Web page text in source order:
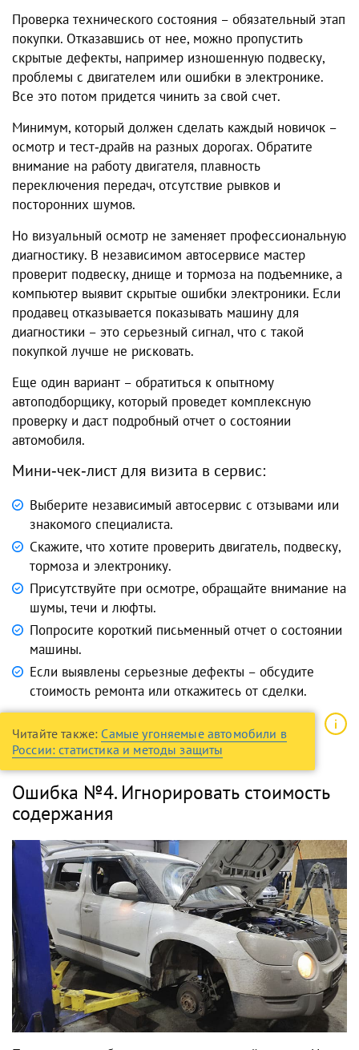
Проверка технического состояния – обязательный этап
покупки. Отказавшись от нее, можно пропустить
скрытые дефекты, например изношенную подвеску,
проблемы с двигателем или ошибки в электронике.
Все это потом придется чинить за свой счет.
Минимум, который должен сделать каждый новичок –
осмотр и тест‑драйв на разных дорогах. Обратите
внимание на работу двигателя, плавность
переключения передач, отсутствие рывков и
посторонних шумов.
Но визуальный осмотр не заменяет профессиональную
диагностику. В независимом автосервисе мастер
проверит подвеску, днище и тормоза на подъемнике, а
компьютер выявит скрытые ошибки электроники. Если
продавец отказывается показывать машину для
диагностики – это серьезный сигнал, что с такой
покупкой лучше не рисковать.
Еще один вариант – обратиться к опытному
автоподборщику, который проведет комплексную
проверку и даст подробный отчет о состоянии
автомобиля.
Мини‑чек‑лист для визита в сервис:
Выберите независимый автосервис с отзывами или
знакомого специалиста.
Скажите, что хотите проверить двигатель, подвеску,
тормоза и электронику.
Присутствуйте при осмотре, обращайте внимание на
шумы, течи и люфты.
Попросите короткий письменный отчет о состоянии
машины.
Если выявлены серьезные дефекты – обсудите
стоимость ремонта или откажитесь от сделки.
Читайте также: Самые угоняемые автомобили в
России: статистика и методы защиты
Ошибка №4. Игнорировать стоимость
содержания